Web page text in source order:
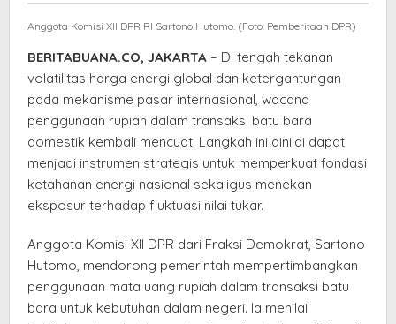
Bisa
Perkuat
Ketahanan
Energi
Nasional
Anggota Komisi XII DPR RI Sartono Hutomo. (Foto: Pemberitaan DPR)
BERITABUANA.CO, JAKARTA – Di tengah tekanan
volatilitas harga energi global dan ketergantungan
pada mekanisme pasar internasional, wacana
penggunaan rupiah dalam transaksi batu bara
domestik kembali mencuat. Langkah ini dinilai dapat
menjadi instrumen strategis untuk memperkuat fondasi
ketahanan energi nasional sekaligus menekan
eksposur terhadap fluktuasi nilai tukar.
Anggota Komisi XII DPR dari Fraksi Demokrat, Sartono
Hutomo, mendorong pemerintah mempertimbangkan
penggunaan mata uang rupiah dalam transaksi batu
bara untuk kebutuhan dalam negeri. Ia menilai